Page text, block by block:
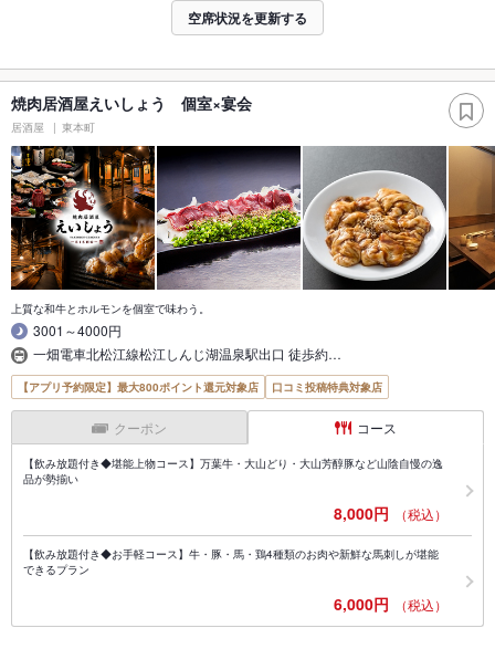
空席状況を更新する
焼肉居酒屋えいしょう 個室×宴会
居酒屋 東本町
上質な和牛とホルモンを個室で味わう。
3001～4000円
一畑電車北松江線松江しんじ湖温泉駅出口 徒歩約…
【アプリ予約限定】最大800ポイント還元対象店 口コミ投稿特典対象店
クーポン コース
【飲み放題付き◆堪能上物コース】万葉牛・大山どり・大山芳醇豚など山陰自慢の逸
品が勢揃い
8,000円 （税込）
【飲み放題付き◆お手軽コース】牛・豚・馬・鶏4種類のお肉や新鮮な馬刺しが堪能
できるプラン
6,000円 （税込）